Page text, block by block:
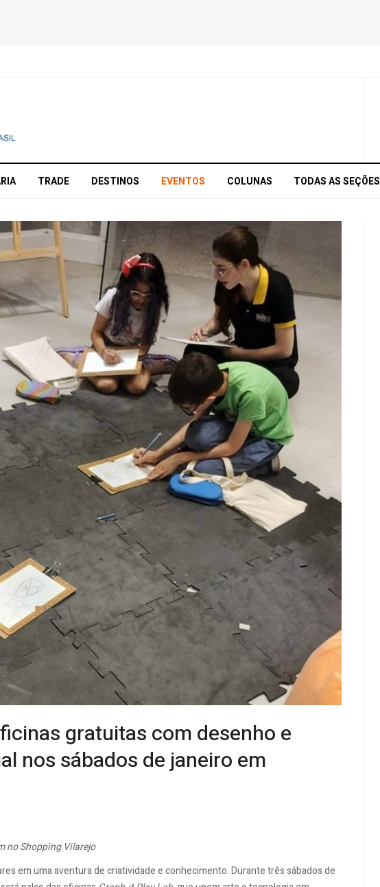
TRADE DESTINOS EVENTOS COLUNAS TODAS AS SEÇÕES
gratuitas com desenho e
nos sábados de janeiro em
no Shopping Vilarejo
em uma aventura de criatividade e conhecimento. Durante três sábados de